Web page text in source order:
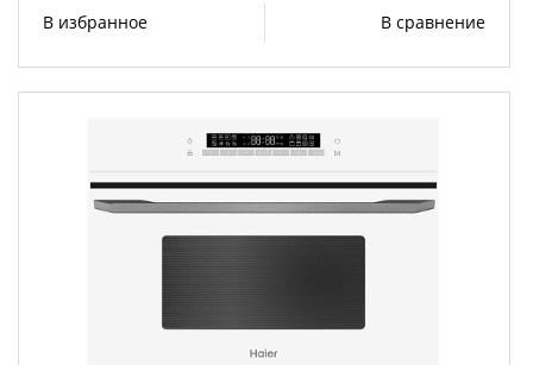
В избранное В сравнение